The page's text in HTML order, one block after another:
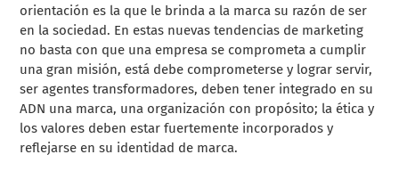
orientación es la que le brinda a la marca su razón de ser
en la sociedad. En estas nuevas tendencias de marketing
no basta con que una empresa se comprometa a cumplir
una gran misión, está debe comprometerse y lograr servir,
ser agentes transformadores, deben tener integrado en su
ADN una marca, una organización con propósito; la ética y
los valores deben estar fuertemente incorporados y
reflejarse en su identidad de marca.